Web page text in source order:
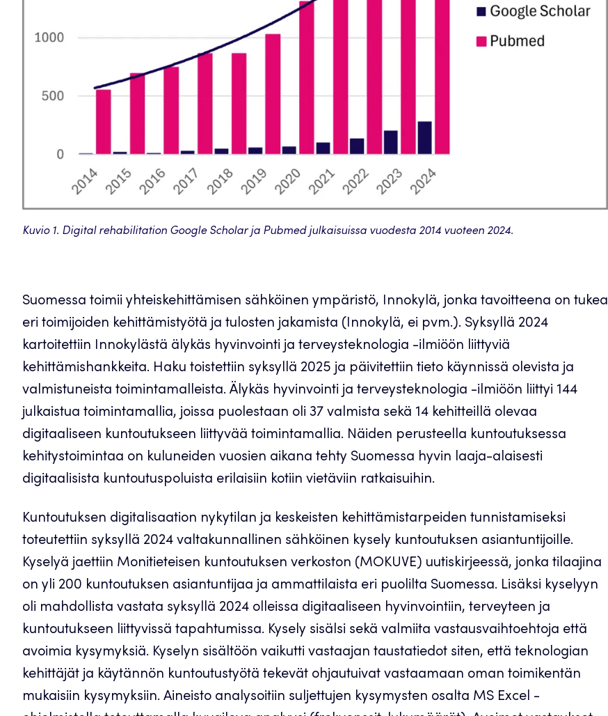
Kuvio 1. Digital rehabilitation Google Scholar ja Pubmed julkaisuissa vuodesta 2014 vuoteen 2024.
Suomessa toimii yhteiskehittämisen sähköinen ympäristö, Innokylä, jonka tavoitteena on tukea
eri toimijoiden kehittämistyötä ja tulosten jakamista (Innokylä, ei pvm.). Syksyllä 2024
kartoitettiin Innokylästä älykäs hyvinvointi ja terveysteknologia -ilmiöön liittyviä
kehittämishankkeita. Haku toistettiin syksyllä 2025 ja päivitettiin tieto käynnissä olevista ja
valmistuneista toimintamalleista. Älykäs hyvinvointi ja terveysteknologia -ilmiöön liittyi 144
julkaistua toimintamallia, joissa puolestaan oli 37 valmista sekä 14 kehitteillä olevaa
digitaaliseen kuntoutukseen liittyvää toimintamallia. Näiden perusteella kuntoutuksessa
kehitystoimintaa on kuluneiden vuosien aikana tehty Suomessa hyvin laaja-alaisesti
digitaalisista kuntoutuspoluista erilaisiin kotiin vietäviin ratkaisuihin.
Kuntoutuksen digitalisaation nykytilan ja keskeisten kehittämistarpeiden tunnistamiseksi
toteutettiin syksyllä 2024 valtakunnallinen sähköinen kysely kuntoutuksen asiantuntijoille.
Kyselyä jaettiin Monitieteisen kuntoutuksen verkoston (MOKUVE) uutiskirjeessä, jonka tilaajina
on yli 200 kuntoutuksen asiantuntijaa ja ammattilaista eri puolilta Suomessa. Lisäksi kyselyyn
oli mahdollista vastata syksyllä 2024 olleissa digitaaliseen hyvinvointiin, terveyteen ja
kuntoutukseen liittyvissä tapahtumissa. Kysely sisälsi sekä valmiita vastausvaihtoehtoja että
avoimia kysymyksiä. Kyselyn sisältöön vaikutti vastaajan taustatiedot siten, että teknologian
kehittäjät ja käytännön kuntoutustyötä tekevät ohjautuivat vastaamaan oman toimikentän
mukaisiin kysymyksiin. Aineisto analysoitiin suljettujen kysymysten osalta MS Excel -